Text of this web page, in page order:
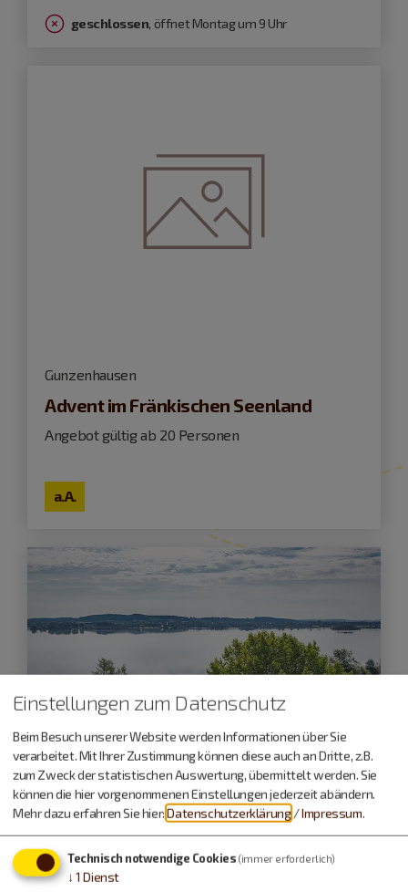
geschlossen, öffnet Montag um 9 Uhr
Gunzenhausen
Advent im Fränkischen Seenland
Angebot gültig ab 20 Personen
a.A.
Gunzenhausen
Altmühlsee
Einstellungen zum Datenschutz
Beim Besuch unserer Website werden Informationen über Sie
verarbeitet. Mit Ihrer Zustimmung können diese auch an Dritte, z.B.
zum Zweck der statistischen Auswertung, übermittelt werden. Sie
können die hier vorgenommenen Einstellungen jederzeit abändern.
Mehr dazu erfahren Sie hier:Datenschutzerklärung /Impressum.
Technisch notwendige Cookies (immer erforderlich)
↓ 1 Dienst